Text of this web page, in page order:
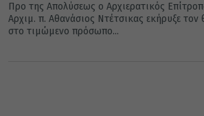
Προ της Απολύσεως ο Αρχιερατικός
Αρχιμ. π. Αθανάσιος Ντέτσικας εκήρυξε τον
στο τιμώμενο πρόσωπο...